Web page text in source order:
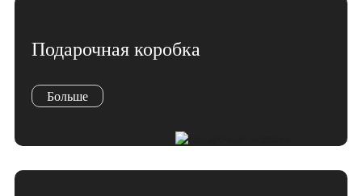
Подарочная коробка
Больше